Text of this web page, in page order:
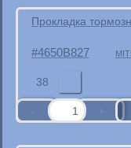
Прокладка
4650B827
38